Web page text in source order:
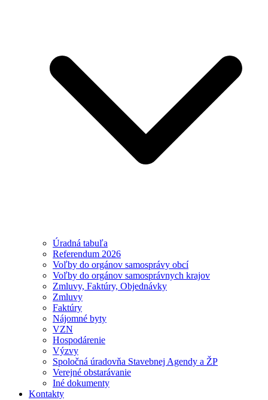
Úradná tabuľa
Referendum 2026
Voľby do orgánov samosprávy obcí
Voľby do orgánov samosprávnych krajov
Zmluvy, Faktúry, Objednávky
Zmluvy
Faktúry
Nájomné byty
VZN
Hospodárenie
Výzvy
Spoločná úradovňa Stavebnej Agendy a ŽP
Verejné obstarávanie
Iné dokumenty
Kontakty